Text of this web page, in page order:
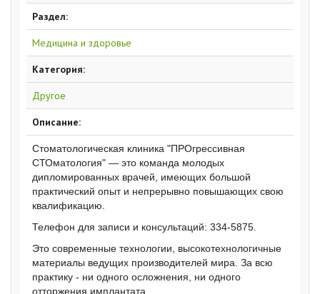
Раздел:
Медицина и здоровье
Категория:
Другое
Описание:
Стоматологическая клиника "ПРОгрессивная
СТОматология" — это команда молодых
дипломированных врачей, имеющих большой
практический опыт и непрерывно повышающих свою
квалификацию.
Телефон для записи и консультаций: 334-5875.
Это современные технологии, высокотехнологичные
материалы ведущих производителей мира. За всю
практику - ни одного осложнения, ни одного
отторжения имплантата.